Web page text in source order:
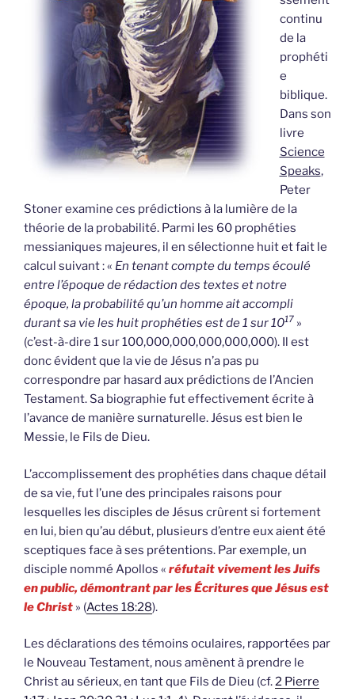
continu
de la
prophéti
e
biblique.
Dans son
livre
Science
Speaks,
Peter
Stoner examine ces prédictions à la lumière de la
théorie de la probabilité. Parmi les 60 prophéties
messianiques majeures, il en sélectionne huit et fait le
calcul suivant : « En tenant compte du temps écoulé
entre l’époque de rédaction des textes et notre
époque, la probabilité qu’un homme ait accompli
durant sa vie les huit prophéties est de 1 sur 1017 »
(c’est-à-dire 1 sur 100,000,000,000,000,000). Il est
donc évident que la vie de Jésus n’a pas pu
correspondre par hasard aux prédictions de l’Ancien
Testament. Sa biographie fut effectivement écrite à
l’avance de manière surnaturelle. Jésus est bien le
Messie, le Fils de Dieu.
L’accomplissement des prophéties dans chaque détail
de sa vie, fut l’une des principales raisons pour
lesquelles les disciples de Jésus crûrent si fortement
en lui, bien qu’au début, plusieurs d’entre eux aient été
sceptiques face à ses prétentions. Par exemple, un
disciple nommé Apollos « réfutait vivement les Juifs
en public, démontrant par les Écritures que Jésus est
le Christ » (Actes 18:28).
Les déclarations des témoins oculaires, rapportées par
le Nouveau Testament, nous amènent à prendre le
Christ au sérieux, en tant que Fils de Dieu (cf.2 Pierre